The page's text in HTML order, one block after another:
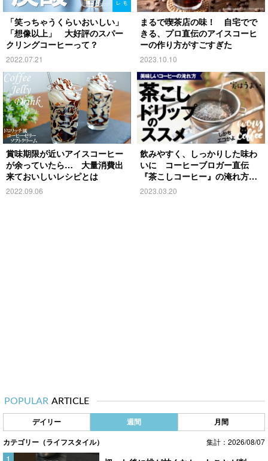
「笑っちゃうくらいおいしい」
「想像以上」 大好評のスパー
クリングコーヒーって？
2022.07.21
まるで喫茶店の味！ 自宅でで
きる、プロ直伝のアイスコーヒ
ーの作り方がすごすぎた
2023.10.10
賞味期限が近いアイスコーヒー
が余っていたら… 大量消費出
来ておいしいレシピとは
2022.09.06
飲みやすく、しっかりした味わ
いに コーヒーブロガー直伝
『茶こしコーヒー』の淹れ方
は？
2023.03.20
POPULAR ARTICLE
デイリー 週間 月間
カテゴリー（ライフスタイル） 集計：2026/08/07